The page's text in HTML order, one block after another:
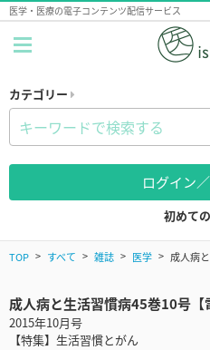
医学・医療の電子コンテンツ配信サービス
カテゴリー
ログイン
初めて
TOP すべて 雑誌 医学 成人病
成人病と生活習慣病45巻10号【
2015年10月号
【特集】生活習慣とがん